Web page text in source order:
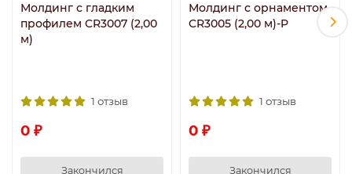
Молдинг с гладким
профилем CR3007 (2,00
м)
1 отзыв
0 ₽
Закончился
Молдинг с орнаментом
CR3005 (2,00 м)-P
1 отзыв
0 ₽
Закончился